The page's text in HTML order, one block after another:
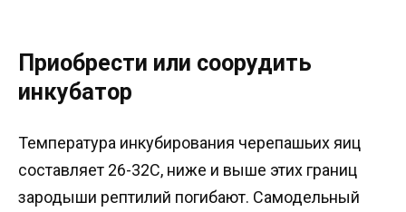
Приобрести или соорудить
инкубатор
Температура инкубирования черепашьих яиц
составляет 26-32С, ниже и выше этих границ
зародыши рептилий погибают. Самодельный